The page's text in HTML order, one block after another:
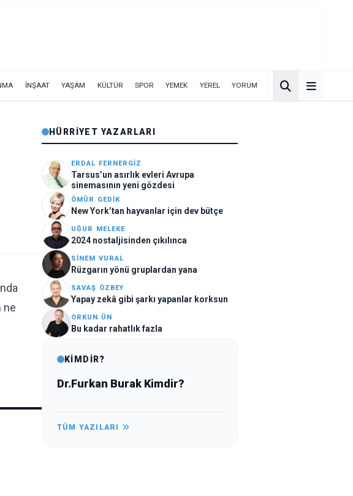
İNŞAAT YAŞAM KÜLTÜR SPOR YEMEK YEREL YORUM
ne
HÜRRIYET YAZARLARI
ERDAL FERNERGIZ
Tarsus’un asırlık evleri Avrupa
sinemasının yeni gözdesi
ÖMÜR GEDİK
New York’tan hayvanlar için dev bütçe
UĞUR MELEKE
2024 nostaljisinden çıkılınca
SINEM VURAL
Rüzgarın yönü gruplardan yana
SAVAŞ ÖZBEY
Yapay zekâ gibi şarkı yapanlar korksun
ORKUN ÜN
Bu kadar rahatlık fazla
KİMDİR?
Dr.Furkan Burak Kimdir?
TÜM YAZILARI